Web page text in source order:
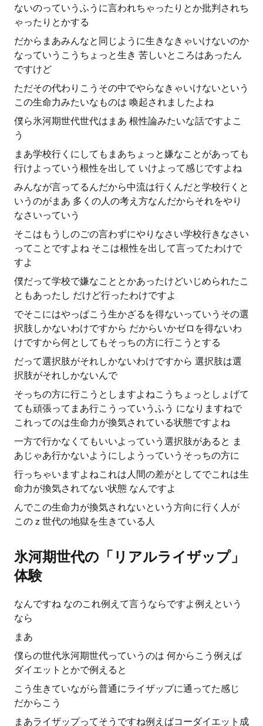
ないのっていうふうに言われちゃったりとか批判されち
ゃったりとかする
だからまあみんなと同じように生きなきゃいけないのか
なっていうこうちょっと生き 苦しいところはあったん
ですけど
ただその代わりこうその中でやらなきゃいけないという
この生命力みたいなものは 喚起されましたよね
僕ら氷河期世代世代はまあ 根性論みたいな話ですよこ
う
まあ学校行くにしてもまあちょっと嫌なことがあっても
行けよっていう根性を出して いけよって感じですよね
みんなが言ってるんだから中流は行くんだと学校行くと
いうのがまあ 多くの人の考え方なんだからそれをやり
なさいっていう
そこはもうしのごの言わずにやりなさい学校行きなさい
ってことですよね そこは根性を出して言ってたわけで
すよ
僕だって学校で嫌なこととかあったけどいじめられたこ
ともあったし だけど行ったわけですよ
でそこにはやっぱこう生かざるを得ないっていうその選
択肢しかないわけですから だからいかゼロを得ないわ
けですから何としてもそっちの方に行こうとする
だって選択肢がそれしかないわけですから 選択肢は選
択肢がそれしかないんで
そっちの方に行こうとしますよねこうちょっとしょげて
ても頑張ってまあ行こうっていうふう になりますねで
これってのは生命力が換気されている状態ですよね
一方で行かなくてもいいよっていう選択肢があると ま
あじゃあ行かないようにしようっていうそっちの方に
行っちゃいますよねこれは人間の差がとしてでこれは生
命力が換気されてない状態 なんですよ
んでこの生命力が換気されないという方向に行く人が
この z 世代の地獄を生きている人
氷河期世代の「リアルライザップ」
体験
なんですね なのこれ例えて言うならですよ例えという
なら
まあ
僕らの世代氷河期世代っていうのは 何からこう例えば
ダイエットとかで例えると
こう生きていながら普通にライザップに通ってた感じ
だからこう
まあライザップってそうですね例えばコーダイエット成